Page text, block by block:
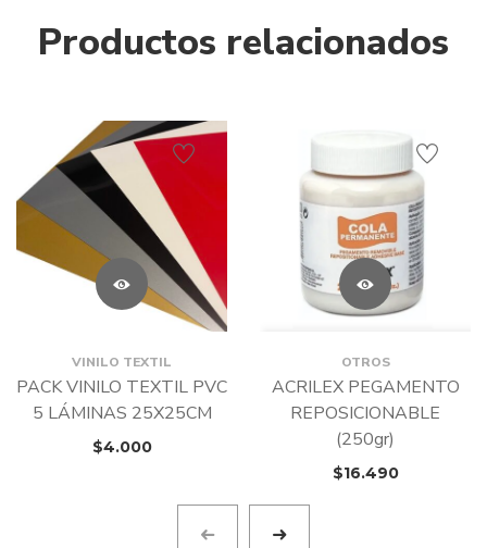
Productos relacionados
VINILO TEXTIL
PACK VINILO TEXTIL PVC
5 LÁMINAS 25X25CM
$4.000
OTROS
ACRILEX PEGAMENTO
REPOSICIONABLE
(250gr)
$16.490